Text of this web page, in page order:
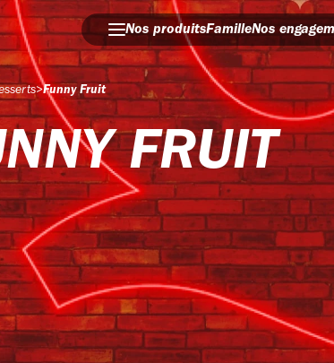
Nos produitsFamilleNos
>Funny Fruit
FRUIT